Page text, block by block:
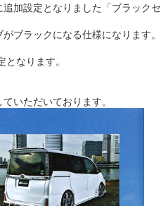
加設定となりました「ブラックセ
ブラックになる仕様になります。
なります。
いただいております。